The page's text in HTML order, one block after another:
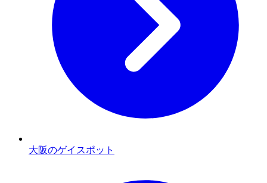
大阪のゲイスポット